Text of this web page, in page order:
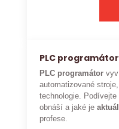
PLC programátor
PLC programátor
automatizované
technologie.
obnáší a jaké je
profese.